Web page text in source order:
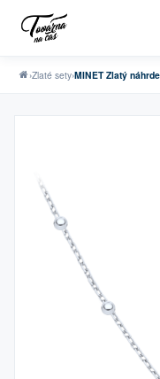
›Zlaté sety›MINET Zlatý